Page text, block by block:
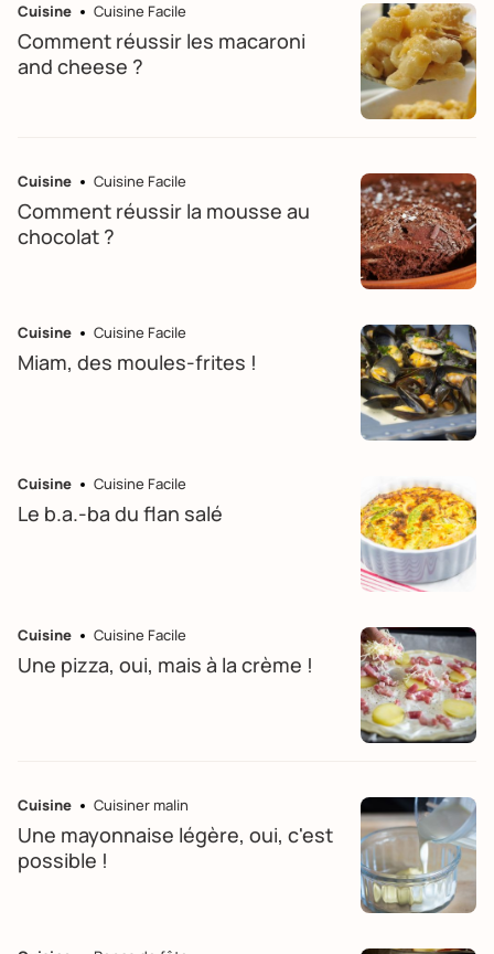
Cuisine Cuisine Facile
Comment réussir les macaroni
and cheese ?
Cuisine Cuisine Facile
Comment réussir la mousse au
chocolat ?
Cuisine Cuisine Facile
Miam, des moules-frites !
Cuisine Cuisine Facile
Le b.a.-ba du flan salé
Cuisine Cuisine Facile
Une pizza, oui, mais à la crème !
Cuisine Cuisiner malin
Une mayonnaise légère, oui, c'est
possible !